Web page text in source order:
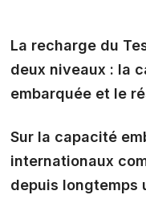
La recharge du
deux niveaux : la
embarquée et le
Sur la capacité
internationaux
depuis longtemps